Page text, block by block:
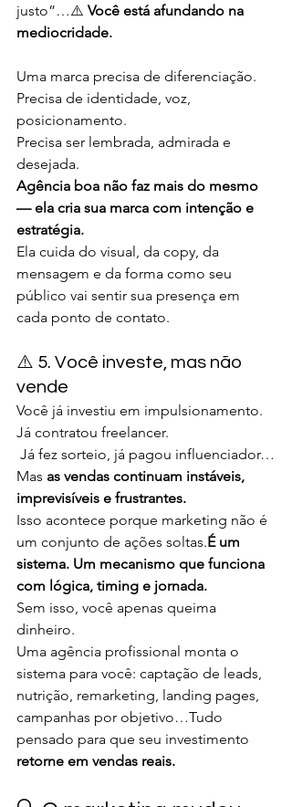
justo”…⚠️ Você está afundando na
mediocridade.
Uma marca precisa de diferenciação.
Precisa de identidade, voz,
posicionamento.
Precisa ser lembrada, admirada e
desejada.
Agência boa não faz mais do mesmo
— ela cria sua marca com intenção e
estratégia.
Ela cuida do visual, da copy, da
mensagem e da forma como seu
público vai sentir sua presença em
cada ponto de contato.
⚠️ 5. Você investe, mas não
vende
Você já investiu em impulsionamento.
Já contratou freelancer.
Mas as vendas continuam instáveis,
imprevisíveis e frustrantes.
Isso acontece porque marketing não é
um conjunto de ações soltas.É um
sistema. Um mecanismo que funciona
com lógica, timing e jornada.
Sem isso, você apenas queima
dinheiro.
Uma agência profissional monta o
sistema para você: captação de leads,
nutrição, remarketing, landing pages,
campanhas por objetivo…Tudo
pensado para que seu investimento
retorne em vendas reais.